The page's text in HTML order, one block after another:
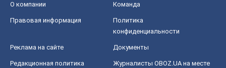
О компании Команда
Правовая информация
Политика
конфиденциальности
Реклама на сайте Документы
Редакционная политика
Журналисты OBOZ.UA на месте